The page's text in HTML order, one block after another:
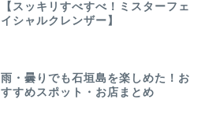
【スッキリすべすべ！ミスターフェ
イシャルクレンザー】
雨・曇りでも石垣島を楽しめた！お
すすめスポット・お店まとめ